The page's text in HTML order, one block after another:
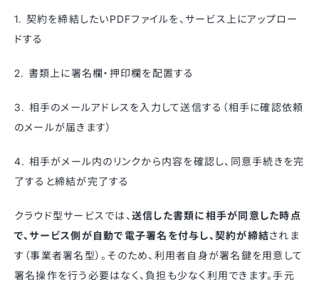
1. 契約を締結したいPDFファイルを、サービス上にアップロー
ドする
2. 書類上に署名欄・押印欄を配置する
3. 相手のメールアドレスを入力して送信する（相手に確認依頼
のメールが届きます）
4. 相手がメール内のリンクから内容を確認し、同意手続きを完
了すると締結が完了する
クラウド型サービスでは、 送信した書類に相手が同意した時点
で、サービス側が自動で電子署名を付与し、契約が締結されま
す（事業者署名型）。そのため、利用者自身が署名鍵を用意して
署名操作を行う必要はなく、負担も少なく利用できます。手元